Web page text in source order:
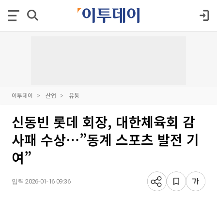
이투데이 산업 유통
신동빈 롯데 회장, 대한체육회 감
사패 수상⋯”동계 스포츠 발전 기
여”
입력 2026-01-16 09:36